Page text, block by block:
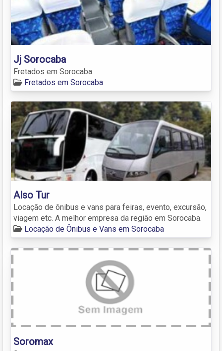
Jj Sorocaba
Fretados em Sorocaba.
Fretados em Sorocaba
Also Tur
Locação de ônibus e vans para feiras, evento, excursão,
viagem etc. A melhor empresa da região em Sorocaba.
Locação de Ônibus e Vans em Sorocaba
Soromax